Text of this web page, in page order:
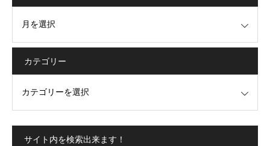
カテゴリー
サイト内を検索出来ます！